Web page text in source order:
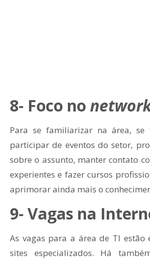
8- Foco no
Para se familiarizar na área, se
participar de eventos do setor,
sobre o assunto, manter contato
experientes e fazer cursos
aprimorar ainda mais o
9- Vagas na
As vagas para a área de TI estão
sites especializados. Há